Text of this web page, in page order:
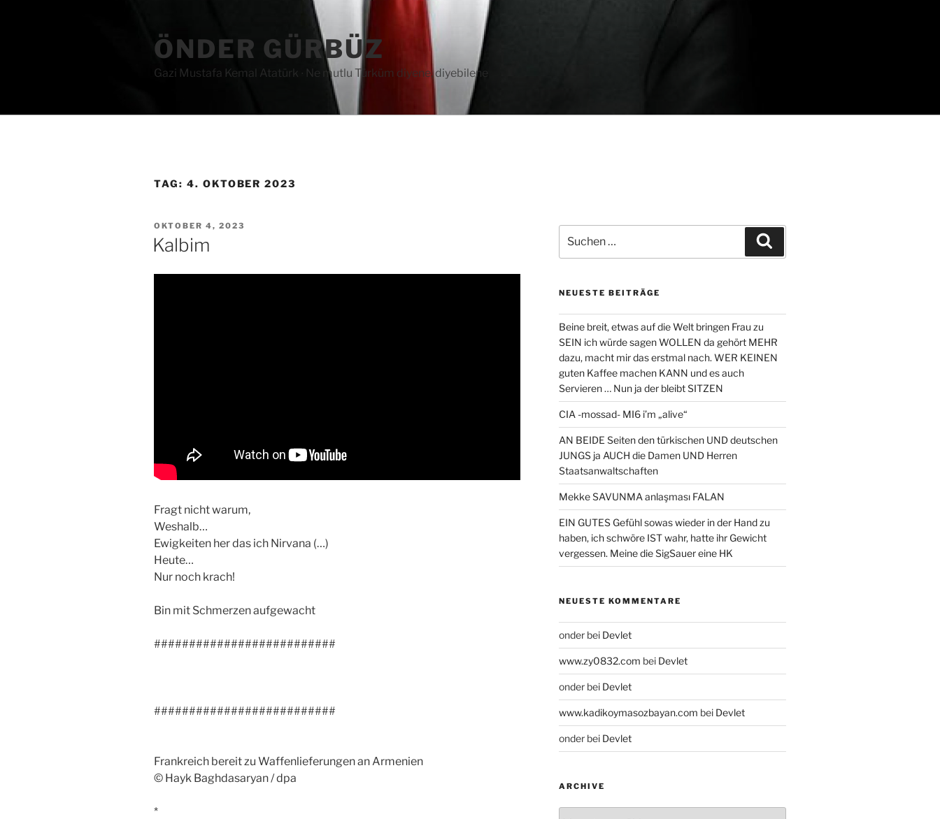
ÖNDER GÜRBÜZ
Gazi Mustafa Kemal Atatürk ∙ Ne mutlu Türküm diyene, diyebilene
TAG: 4. OKTOBER 2023
VERÖFFENTLICHT
AM
OKTOBER 4, 2023
Kalbim
Fragt nicht warum,
Weshalb…
Ewigkeiten her das ich Nirvana (…)
Heute…
Nur noch krach!
Bin mit Schmerzen aufgewacht
##########################
##########################
Frankreich bereit zu Waffenlieferungen an Armenien
© Hayk Baghdasaryan / dpa
*
nach:
NEUESTE BEITRÄGE
Beine breit, etwas auf die Welt bringen Frau zu
SEIN ich würde sagen WOLLEN da gehört MEHR
dazu, macht mir das erstmal nach. WER KEINEN
guten Kaffee machen KANN und es auch
Servieren … Nun ja der bleibt SITZEN
CIA -mossad- MI6 i’m „alive“
AN BEIDE Seiten den türkischen UND deutschen
JUNGS ja AUCH die Damen UND Herren
Staatsanwaltschaften
Mekke SAVUNMA anlaşması FALAN
EIN GUTES Gefühl sowas wieder in der Hand zu
haben, ich schwöre IST wahr, hatte ihr Gewicht
vergessen. Meine die SigSauer eine HK
NEUESTE KOMMENTARE
onderbei Devlet
www.zy0832.com bei Devlet
onderbei Devlet
www.kadikoymasozbayan.com bei Devlet
onderbei Devlet
ARCHIVE